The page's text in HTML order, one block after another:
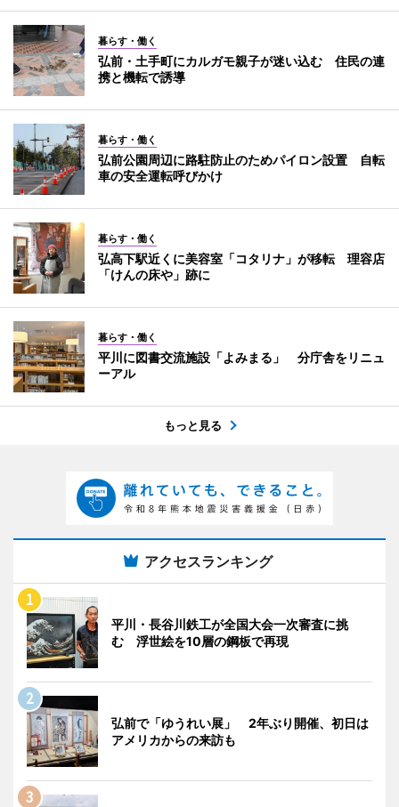
暮らす・働く
弘前・土手町にカルガモ親子が迷い込む 住民の連
携と機転で誘導
暮らす・働く
弘前公園周辺に路駐防止のためパイロン設置 自転
車の安全運転呼びかけ
暮らす・働く
弘高下駅近くに美容室「コタリナ」が移転 理容店
「けんの床や」跡に
暮らす・働く
平川に図書交流施設「よみまる」 分庁舎をリニュ
ーアル
もっと見る
アクセスランキング
平川・長谷川鉄工が全国大会一次審査に挑
む 浮世絵を10層の鋼板で再現
弘前で「ゆうれい展」 2年ぶり開催、初日は
アメリカからの来訪も